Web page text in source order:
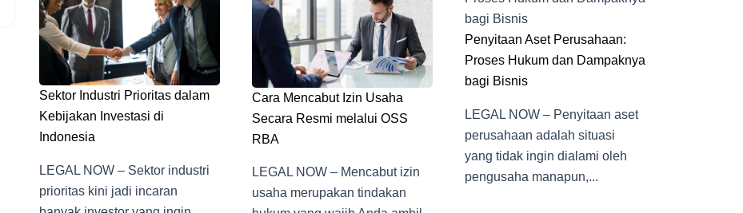
Sektor Industri Prioritas dalam
Kebijakan Investasi di
Indonesia
LEGAL NOW – Sektor industri
prioritas kini jadi incaran
Cara Mencabut Izin Usaha
Secara Resmi melalui OSS
RBA
LEGAL NOW – Mencabut izin
usaha merupakan tindakan
Penyitaan Aset Perusahaan:
Proses Hukum dan Dampaknya
bagi Bisnis
LEGAL NOW – Penyitaan aset
perusahaan adalah situasi
yang tidak ingin dialami oleh
pengusaha manapun,...